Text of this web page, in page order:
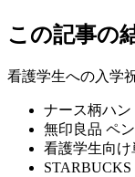
この記事の
看護学生への入学
ナース柄ハン
無印良品 ペ
看護学生向け